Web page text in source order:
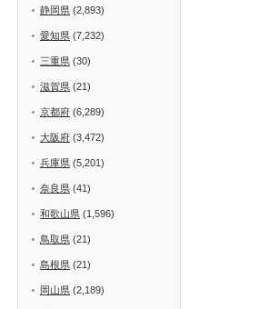
静岡県 (2,893)
愛知県 (7,232)
三重県 (30)
滋賀県 (21)
京都府 (6,289)
大阪府 (3,472)
兵庫県 (5,201)
奈良県 (41)
和歌山県 (1,596)
鳥取県 (21)
島根県 (21)
岡山県 (2,189)